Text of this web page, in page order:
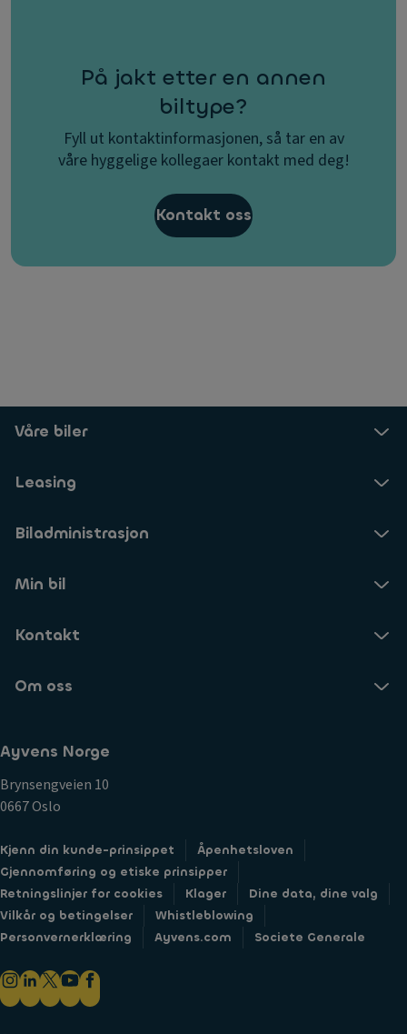
På jakt etter en annen
biltype?
Fyll ut kontaktinformasjonen, så tar en av
våre hyggelige kollegaer kontakt med deg!
Kontakt oss
Våre biler
Leasing
Biladministrasjon
Min bil
Kontakt
Om oss
Ayvens Norge
Brynsengveien 10
0667 Oslo
Kjenn din kunde-prinsippet
Åpenhetsloven
Gjennomføring og etiske prinsipper
Retningslinjer for cookies
Klager
Dine data, dine valg
Vilkår og betingelser
Whistleblowing
Personvernerklæring
Ayvens.com Societe Generale